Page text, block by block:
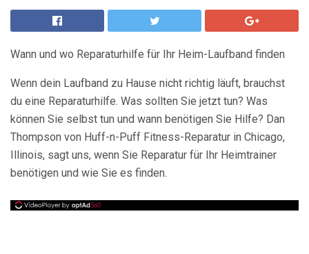
Wann und wo Reparaturhilfe für Ihr Heim-Laufband finden
Wenn dein Laufband zu Hause nicht richtig läuft, brauchst
du eine Reparaturhilfe. Was sollten Sie jetzt tun? Was
können Sie selbst tun und wann benötigen Sie Hilfe? Dan
Thompson von Huff-n-Puff Fitness-Reparatur in Chicago,
Illinois, sagt uns, wenn Sie Reparatur für Ihr Heimtrainer
benötigen und wie Sie es finden.